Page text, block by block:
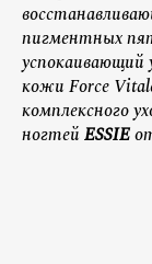
пигментных
кожи Force
комплексного
ногтей ESSIE